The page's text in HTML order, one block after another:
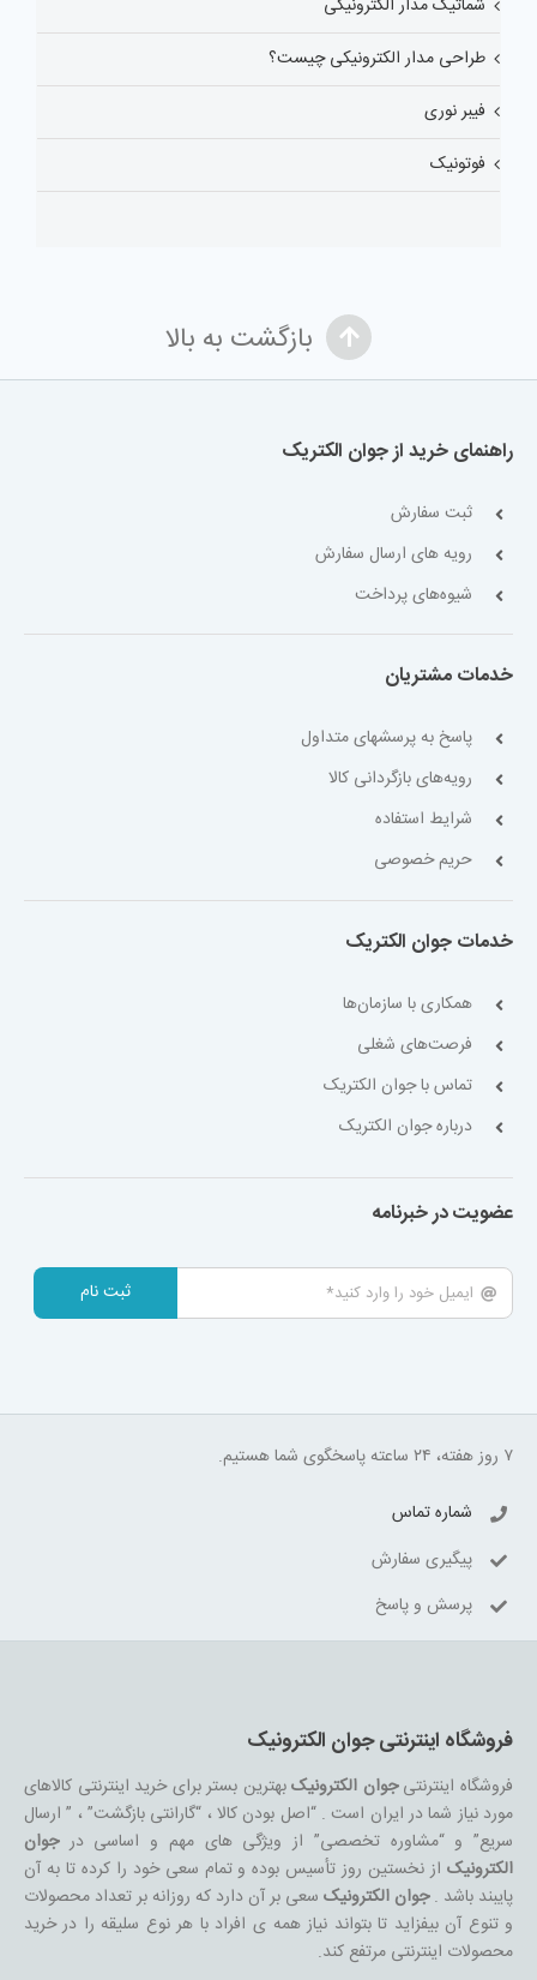
طراحی مدار الکترونیکی چیست؟
فیبر نوری
فوتونیک
بازگشت به بالا
راهنمای خرید از جوان الکتریک
ثبت سفارش
رویه های ارسال سفارش
شیوه‌های پرداخت
خدمات مشتریان
پاسخ به پرسشهای متداول
رویه‌های بازگردانی کالا
شرایط استفاده
حریم خصوصی
خدمات جوان الکتریک
همکاری با سازمان‌ها
فرصت‌های شغلی
تماس با جوان الکتریک
درباره جوان الکتریک
عضویت در خبرنامه
ثبت نام
۷ روز هفته، ۲۴ ساعته پاسخگوی شما هستیم.
شماره تماس
پیگیری سفارش
پرسش و پاسخ
فروشگاه اینترنتی جوان الکترونیک
فروشگاه اینترنتیجوان الکترونیکبهترین بستر برای خرید اینترنتی کالاهای
مورد نیاز شما در ایران است . “اصل بودن کالا ، “گارانتی بازگشت” ، ” ارسال
سریع” و “مشاوره تخصصی” از ویژگی های مهم و اساسی درجوان
الکترونیکاز نخستین روز تأسیس بوده و تمام سعی خود را کرده تا به آن
پایبند باشد .جوان الکترونیکسعی بر آن دارد که روزانه بر تعداد محصولات
و تنوع آن بیفزاید تا بتواند نیاز همه ی افراد با هر نوع سلیقه را در خرید
محصولات اینترنتی مرتفع کند.